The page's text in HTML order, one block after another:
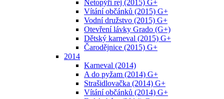
Netopýří rej (2015) G+
Vítání občánků (2015) G+
Vodní družstvo (2015) G+
Otevření lávky Grado (G+)
Dětský karneval (2015) G+
Čarodějnice (2015) G+
2014
Karneval (2014)
A do pyžam (2014) G+
Strašidlovačka (2014) G+
Vítání občánků (2014) G+